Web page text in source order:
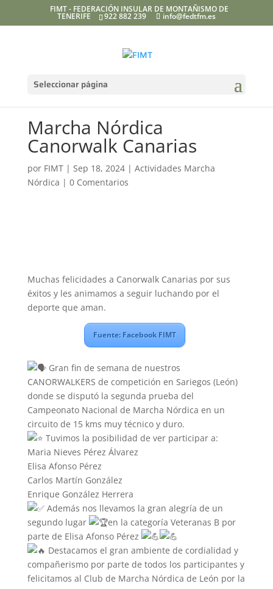
FIMT - FEDERACIÓN INSULAR DE MONTAÑISMO DE
TENERIFE 922 882 239 info@fedtfm.es
Seleccionar página
Marcha Nórdica
Canorwalk Canarias
por FIMT| Sep 18, 2024| Actividades Marcha
Nórdica | 0 Comentarios
Muchas felicidades a Canorwalk Canarias por sus
éxitos y les animamos a seguir luchando por el
deporte que aman.
Fuente: Facebook FIMT
Gran fin de semana de nuestros
CANORWALKERS de competición en Sariegos (León)
donde se disputó la segunda prueba del
Campeonato Nacional de Marcha Nórdica en un
circuito de 15 kms muy técnico y duro.
Tuvimos la posibilidad de ver participar a:
Maria Nieves Pérez Álvarez
Elisa Afonso Pérez
Carlos Martín González
Enrique González Herrera
Además nos llevamos la gran alegría de un
segundo lugar
en la categoría Veteranas B por
parte de Elisa Afonso Pérez
Destacamos el gran ambiente de cordialidad y
compañerismo por parte de todos los participantes y
felicitamos al Club de Marcha Nórdica de León por la